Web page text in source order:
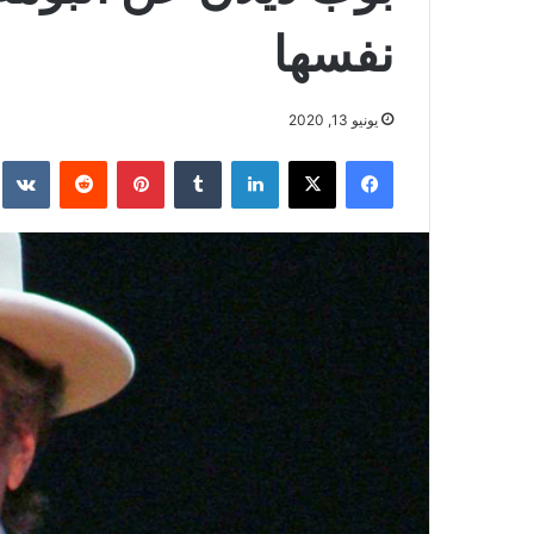
نفسها
يونيو 13, 2020
فيسبوك ‫X لينكدإن بينتيريست